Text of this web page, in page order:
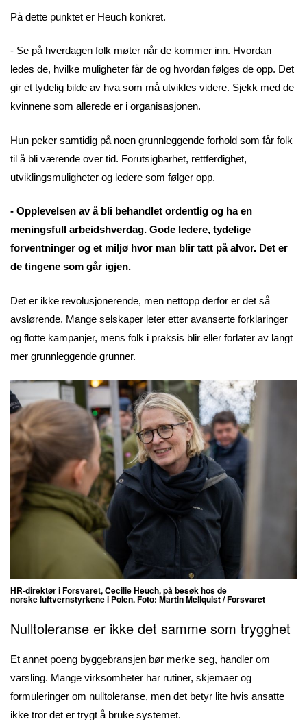
På dette punktet er Heuch konkret.
- Se på hverdagen folk møter når de kommer inn. Hvordan
ledes de, hvilke muligheter får de og hvordan følges de opp. Det
gir et tydelig bilde av hva som må utvikles videre. Sjekk med de
kvinnene som allerede er i organisasjonen.
Hun peker samtidig på noen grunnleggende forhold som får folk
til å bli værende over tid. Forutsigbarhet, rettferdighet,
utviklingsmuligheter og ledere som følger opp.
- Opplevelsen av å bli behandlet ordentlig og ha en
meningsfull arbeidshverdag. Gode ledere, tydelige
forventninger og et miljø hvor man blir tatt på alvor. Det er
de tingene som går igjen.
Det er ikke revolusjonerende, men nettopp derfor er det så
avslørende. Mange selskaper leter etter avanserte forklaringer
og flotte kampanjer, mens folk i praksis blir eller forlater av langt
mer grunnleggende grunner.
HR-direktør i Forsvaret, Cecilie Heuch, på besøk hos de
norske luftvernstyrkene i Polen. Foto: Martin Mellquist / Forsvaret
Nulltoleranse er ikke det samme som trygghet
Et annet poeng byggebransjen bør merke seg, handler om
varsling. Mange virksomheter har rutiner, skjemaer og
formuleringer om nulltoleranse, men det betyr lite hvis ansatte
ikke tror det er trygt å bruke systemet.